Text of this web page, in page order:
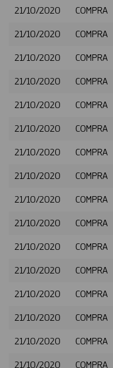
21/10/2020 COMPRA
21/10/2020 COMPRA
21/10/2020 COMPRA
21/10/2020 COMPRA
21/10/2020 COMPRA
21/10/2020 COMPRA
21/10/2020 COMPRA
21/10/2020 COMPRA
21/10/2020 COMPRA
21/10/2020 COMPRA
21/10/2020 COMPRA
21/10/2020 COMPRA
21/10/2020 COMPRA
21/10/2020 COMPRA
21/10/2020 COMPRA
21/10/2020 COMPRA